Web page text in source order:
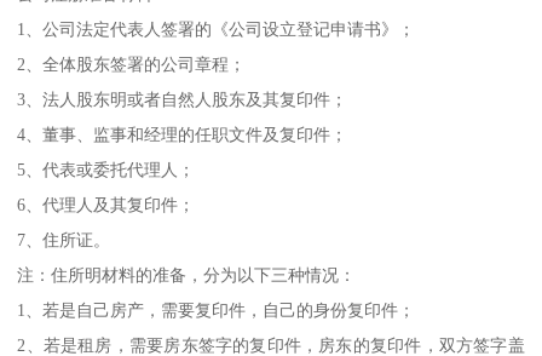
1、公司法定代表人签署的《公司设立登记申请书》；
2、全体股东签署的公司章程；
3、法人股东明或者自然人股东及其复印件；
4、董事、监事和经理的任职文件及复印件；
5、代表或委托代理人；
6、代理人及其复印件；
7、住所证。
注：住所明材料的准备，分为以下三种情况：
1、若是自己房产，需要复印件，自己的身份复印件；
2、若是租房，需要房东签字的复印件，房东的复印件，双方签字盖